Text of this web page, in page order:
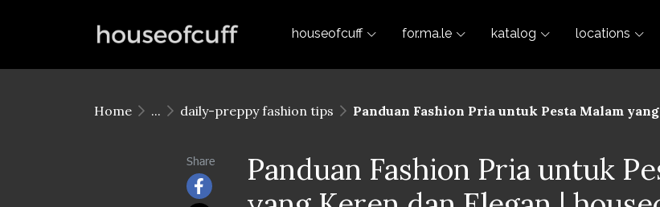
houseofcuff for.ma.le katalog locations
Home ... daily-preppy fashion tips Panduan Fashion Pria untuk Pesta Malam
Share
Panduan Fashion Pria untuk